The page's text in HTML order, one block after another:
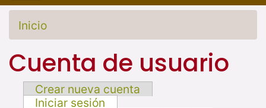
Inicio
Cuenta de usuario
Crear nueva cuenta
Iniciar sesión